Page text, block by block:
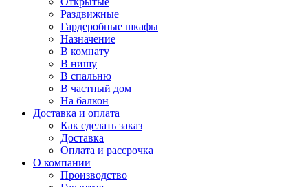
Раздвижные
Гардеробные шкафы
Назначение
В комнату
В нишу
В спальню
В частный дом
На балкон
Доставка и оплата
Как сделать заказ
Доставка
Оплата и рассрочка
О компании
Производство